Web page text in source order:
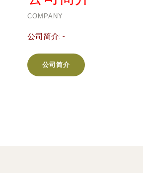
COMPANY
公司简介: -
公司简介